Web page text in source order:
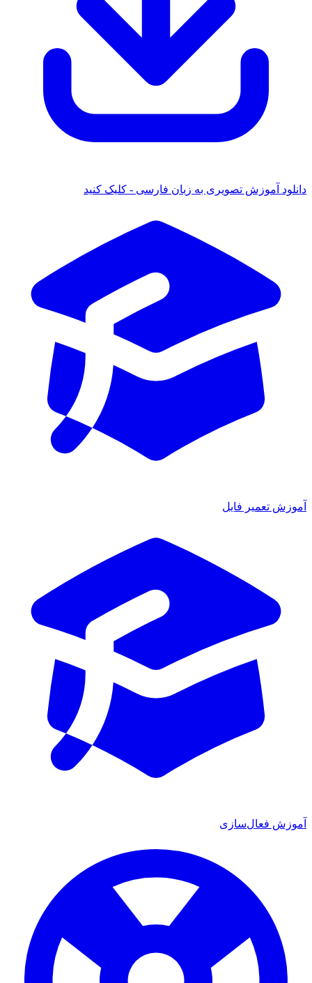
دانلود آموزش تصویری به زبان فارسی - کلیک کنید
آموزش تعمیر فایل
آموزش فعال‌سازی